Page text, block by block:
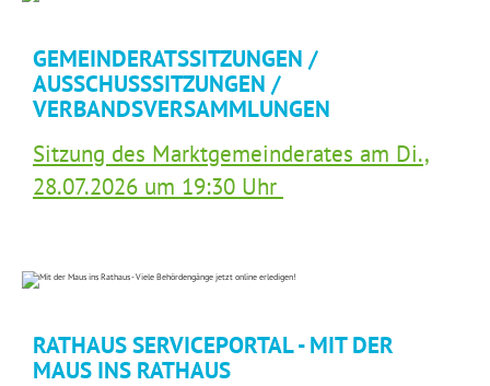
GEMEINDERATSSITZUNGEN /
AUSSCHUSSSITZUNGEN /
VERBANDSVERSAMMLUNGEN
Sitzung des Marktgemeinderates am Di.,
28.07.2026 um 19:30 Uhr
RATHAUS SERVICEPORTAL - MIT DER
MAUS INS RATHAUS